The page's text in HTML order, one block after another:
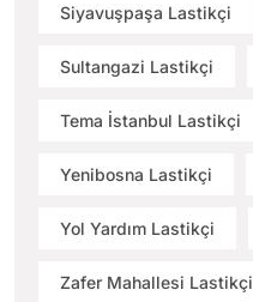
Siyavuşpaşa Lastikçi
Sultangazi Lastikçi
Tema İstanbul Lastikçi
Yenibosna Lastikçi
Yol Yardım Lastikçi
Zafer Mahallesi Lastikçi